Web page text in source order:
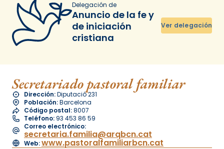
Delegación de
Anuncio de la fe y
de iniciación
cristiana
Ver delegación
Secretariado pastoral familiar
Dirección:Diputació 231
Población:Barcelona
Código postal:8007
Teléfono: 93 453 86 59
Correo electrónico:
secretaria.familia@arqbcn.cat
Web:www.pastoralfamiliarbcn.cat